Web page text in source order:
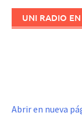
UNI RADIO
Abrir en nueva